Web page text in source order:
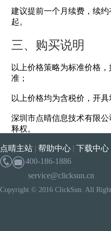
建议提前一个月续费，续
起。
三、购买说明
以上价格策略为标准价格
准；
以上价格均为含税价，开具
深圳市点晴信息技术有限
释权。
点晴主站 | 帮助中心 | 下载中心
400-186-1886
service@clicksun.cn
Copyright © 2016 ClickSun. All